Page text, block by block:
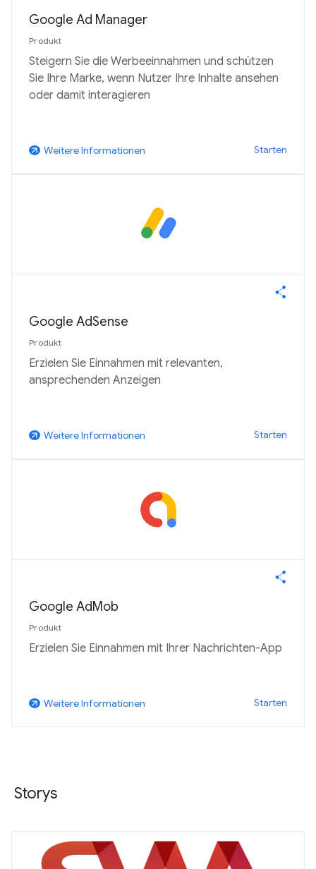
Google Ad Manager
Produkt
Steigern Sie die Werbeeinnahmen und schützen
Sie Ihre Marke, wenn Nutzer Ihre Inhalte ansehen
oder damit interagieren
arrow_outward Weitere Informationen Starten
Google AdSense
Produkt
Erzielen Sie Einnahmen mit relevanten,
ansprechenden Anzeigen
arrow_outward Weitere Informationen Starten
Google AdMob
Produkt
Erzielen Sie Einnahmen mit Ihrer Nachrichten-App
arrow_outward Weitere Informationen Starten
Storys